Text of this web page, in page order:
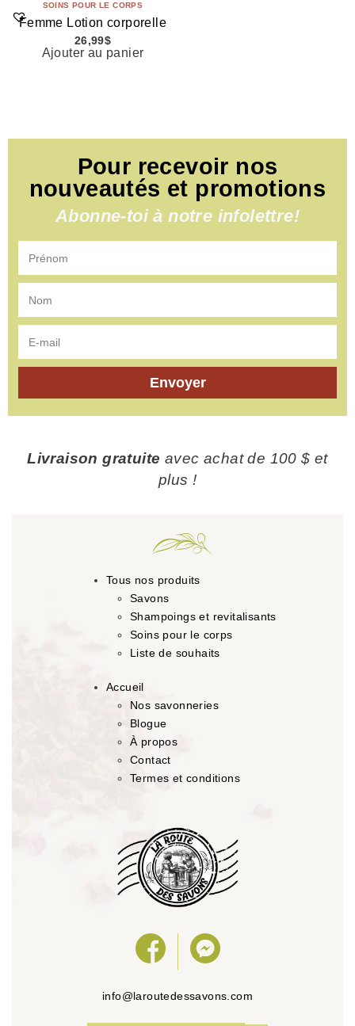
SOINS POUR LE CORPS
Femme Lotion corporelle
26,99$
Ajouter au panier
Pour recevoir nos
nouveautés et promotions
Abonne-toi à notre infolettre!
Envoyer
Livraison gratuite avec achat de 100 $ et
plus !
Tous nos produits
Savons
Shampoings et revitalisants
Soins pour le corps
Liste de souhaits
Accueil
Nos savonneries
Blogue
À propos
Contact
Termes et conditions
info@laroutedessavons.com